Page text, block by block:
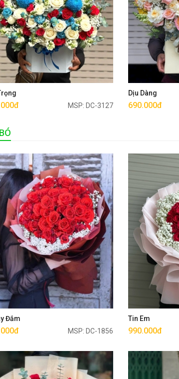
MSP: DC-3127
Mua ngay
Dịu Dàng
690.000đ
Đắm
MSP: DC-1856
Mua ngay
Tin Em
990.000đ